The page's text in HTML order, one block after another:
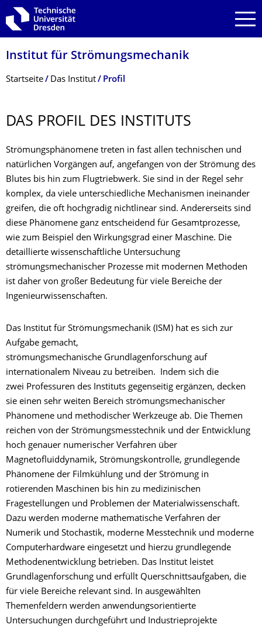
Zur Hauptnavigation springen
Zur Suche springen
Zum Inhalt springen
Institut für Strömungsmechanik
Breadcrumb-Menü
Startseite Das Institut Profil
DAS PROFIL DES INSTITUTS
Strömungsphänomene treten in fast allen technischen und
natürlichen Vorgängen auf, angefangen von der Strömung des
Blutes bis hin zum Flugtriebwerk. Sie sind in der Regel sehr
komplex, da viele unterschiedliche Mechanismen ineinander
greifen, die oft hochgradig nichtlinear sind. Andererseits sind
diese Phänomene ganz entscheidend für Gesamtprozesse,
wie zum Beispiel den Wirkungsgrad einer Maschine. Die
detaillierte wissenschaftliche Untersuchung
strömungsmechanischer Prozesse mit modernen Methoden
ist daher von großer Bedeutung für viele Bereiche der
Ingenieurwissenschaften.
Das Institut für Strömungsmechanik (ISM) hat es sich zur
Aufgabe gemacht,
strömungsmechanische Grundlagenforschung auf
internationalem Niveau zu betreiben. Indem sich die
zwei Professuren des Instituts gegenseitig ergänzen, decken
sie einen sehr weiten Bereich strömungsmechanischer
Phänomene und methodischer Werkzeuge ab. Die Themen
reichen von der Strömungs­mess­technik und der Entwicklung
hoch genauer numerischer Verfahren über
Magnetofluiddynamik, Strömungs­kontrolle, grund­legende
Phänomene der Filmkühlung und der Strömung in
rotierenden Maschinen bis hin zu medizinischen
Fragestellungen und Problemen der Materialwissenschaft.
Dazu werden moderne mathematische Verfahren der
Numerik und Stochastik, moderne Messtechnik und moderne
Computerhardware eingesetzt und hierzu grundlegende
Methodenentwicklung betrieben. Das Institut leistet
Grundlagenforschung und erfüllt Querschnittsaufgaben, die
für viele Bereiche relevant sind. In ausgewählten
Themenfeldern werden anwendungsorientierte
Untersuchungen durchgeführt und Industrieprojekte